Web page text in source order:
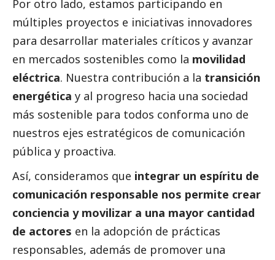
Por otro lado, estamos participando en
múltiples proyectos e iniciativas innovadores
para desarrollar materiales críticos y avanzar
en mercados sostenibles como la movilidad
eléctrica. Nuestra contribución a la transición
energética y al progreso hacia una sociedad
más sostenible para todos conforma uno de
nuestros ejes estratégicos de comunicación
pública y proactiva.
Así, consideramos que integrar un espíritu de
comunicación responsable nos permite crear
conciencia y movilizar a una mayor cantidad
de actores en la adopción de prácticas
responsables, además de promover una